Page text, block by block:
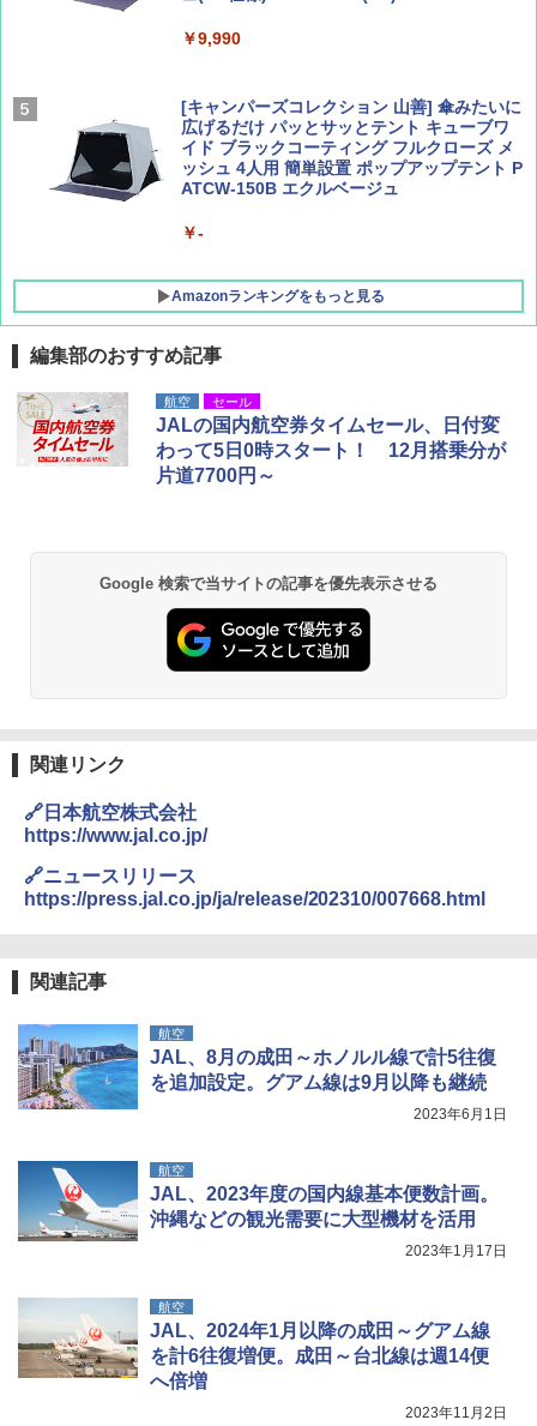
￥1,760
￥1,540
￥9,990
[キャンパーズコレクション 山善] 傘みたいに
広げるだけ パッとサッとテント キューブワ
イド ブラックコーティング フルクローズ メ
ッシュ 4人用 簡単設置 ポップアップテント P
ATCW-150B エクルベージュ
￥-
Amazonランキングをもっと見る
GRANDOOR ステンレス保冷剤 2個セット 2
026リニューアル 急速冷凍 空間倍増 衛生的
コンパクト 保冷力長持ち
￥2,980
DEWEL パラソル 大型 ビーチ アウトドアパ
防水 UVカット 4段階高さ調整 軽量 収納袋付
き
￥6,459
付き ヒグマ・イノシシ対策 自治体・教育機
関の購入実績 登山・キャンプ・アウトドア・
防災用品 長期保存可能 緊急時用 日本国内発
￥3,680
ンパクト多機能設計 持ち運び便利 アウトド
ア/オフィス/教育現場/展示会用 緑
HYREKK 八角形タープ 防水タープ 3×4.5m
ブラックラバーコーティング UPF50+ UVカ
ット 5000mm耐水圧 210D生地 遮光
編集部のおすすめ記事
航空 セール
JALの国内航空券タイムセール、日付変
わって5日0時スタート！ 12月搭乗分が
片道7700円～
Google 検索で当サイトの記事を優先表示させる
関連リンク
🔗日本航空株式会社
https://www.jal.co.jp/
🔗ニュースリリース
https://press.jal.co.jp/ja/release/202310/007668.html
関連記事
航空
JAL、8月の成田～ホノルル線で計5往復
を追加設定。グアム線は9月以降も継続
2023年6月1日
航空
JAL、2023年度の国内線基本便数計画。
沖縄などの観光需要に大型機材を活用
2023年1月17日
航空
JAL、2024年1月以降の成田～グアム線
を計6往復増便。成田～台北線は週14便
へ倍増
2023年11月2日